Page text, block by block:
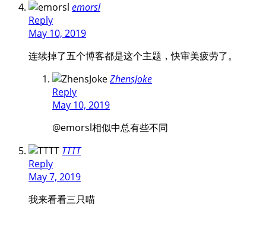
emorsl
Reply
May 10, 2019
连续掉了五个博客都是这个主题，快审美疲劳了。
ZhensJoke
Reply
May 10, 2019
@emorsl相似中总有些不同
TTTT
Reply
May 7, 2019
我来看看三只喵